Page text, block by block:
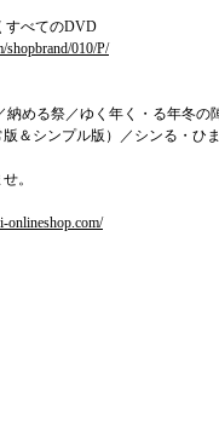
すべてのDVD
shopbrand/010/P/
納める祭／ゆく年く・る年冬
＆シンプル版）／シンる・ひま
。
onlineshop.com/